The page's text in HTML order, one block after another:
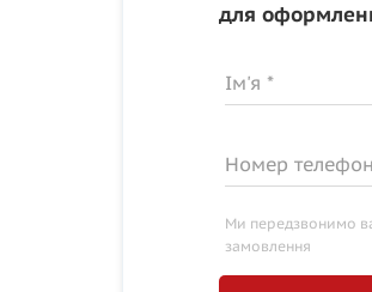
для
Ім'я *
Номер
Ми передзвонимо
замовлення